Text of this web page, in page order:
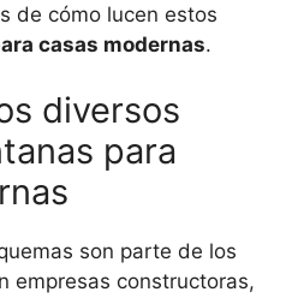
de cómo lucen estos
casas modernas.
diversos
para
son parte de los
empresas constructoras,